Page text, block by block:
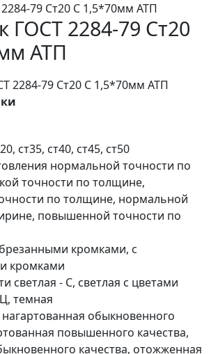
79 Ст20 С 1,5*70мм АТП
ГОСТ 2284-79 Ст20
АТП
ст35, ст40, ст45, ст50
нормальной точности по
точности по толщине,
по толщине, нормальной
повышенной точности по
кромками, с
кромками
светлая - С, светлая с цветами
темная
нагартованная обыкновенного
повышенного качества,
качества, отожженная